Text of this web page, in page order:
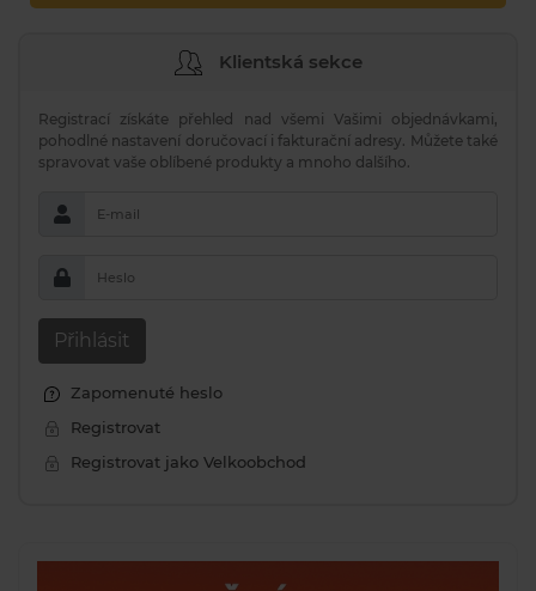
Klientská sekce
Registrací získáte přehled nad všemi Vašimi objednávkami,
pohodlné nastavení doručovací i fakturační adresy. Můžete také
spravovat vaše oblíbené produkty a mnoho dalšího.
E-mail
Heslo
Přihlásit
Zapomenuté heslo
Registrovat
Registrovat jako Velkoobchod